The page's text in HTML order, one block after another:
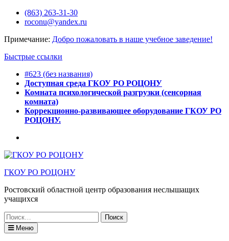
Перейти(863) 263-31-30
roconu@yandex.ru
Примечание: Добро пожаловать в наше учебное заведение!
Быстрые ссылки
#623 (без названия)
Доступная среда ГКОУ РО РОЦОНУ
Комната психологической разгрузки (сенсорная
комната)
Коррекционно-развивающее оборудование ГКОУ РО
РОЦОНУ.
ГКОУ РО РОЦОНУ
Ростовский областной центр образования неслышащих
учащихся
Искать:
Меню